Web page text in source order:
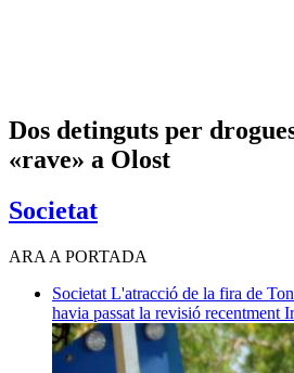
Dos detinguts per
«rave» a Olost
Societat
ARA A PORTADA
Societat L'atracció de la fira de
havia passat la revisió recentment